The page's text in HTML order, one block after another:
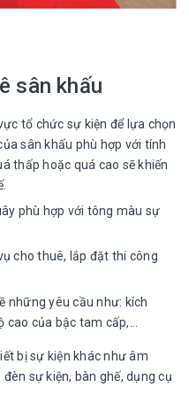
sân khấu
tổ chức sự kiện để lựa chọn
sân khấu phù hợp với tính
thấp hoặc quá cao sẽ khiến
phù hợp với tông màu sự
cho thuê, lắp đặt thi công
những yêu cầu như: kích
của bậc tam cấp,...
bị sự kiện khác như âm
sự kiện, bàn ghế, dụng cụ